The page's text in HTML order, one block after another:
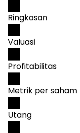
Ringkasan
Valuasi
Profitabilitas
Metrik per saham
Utang